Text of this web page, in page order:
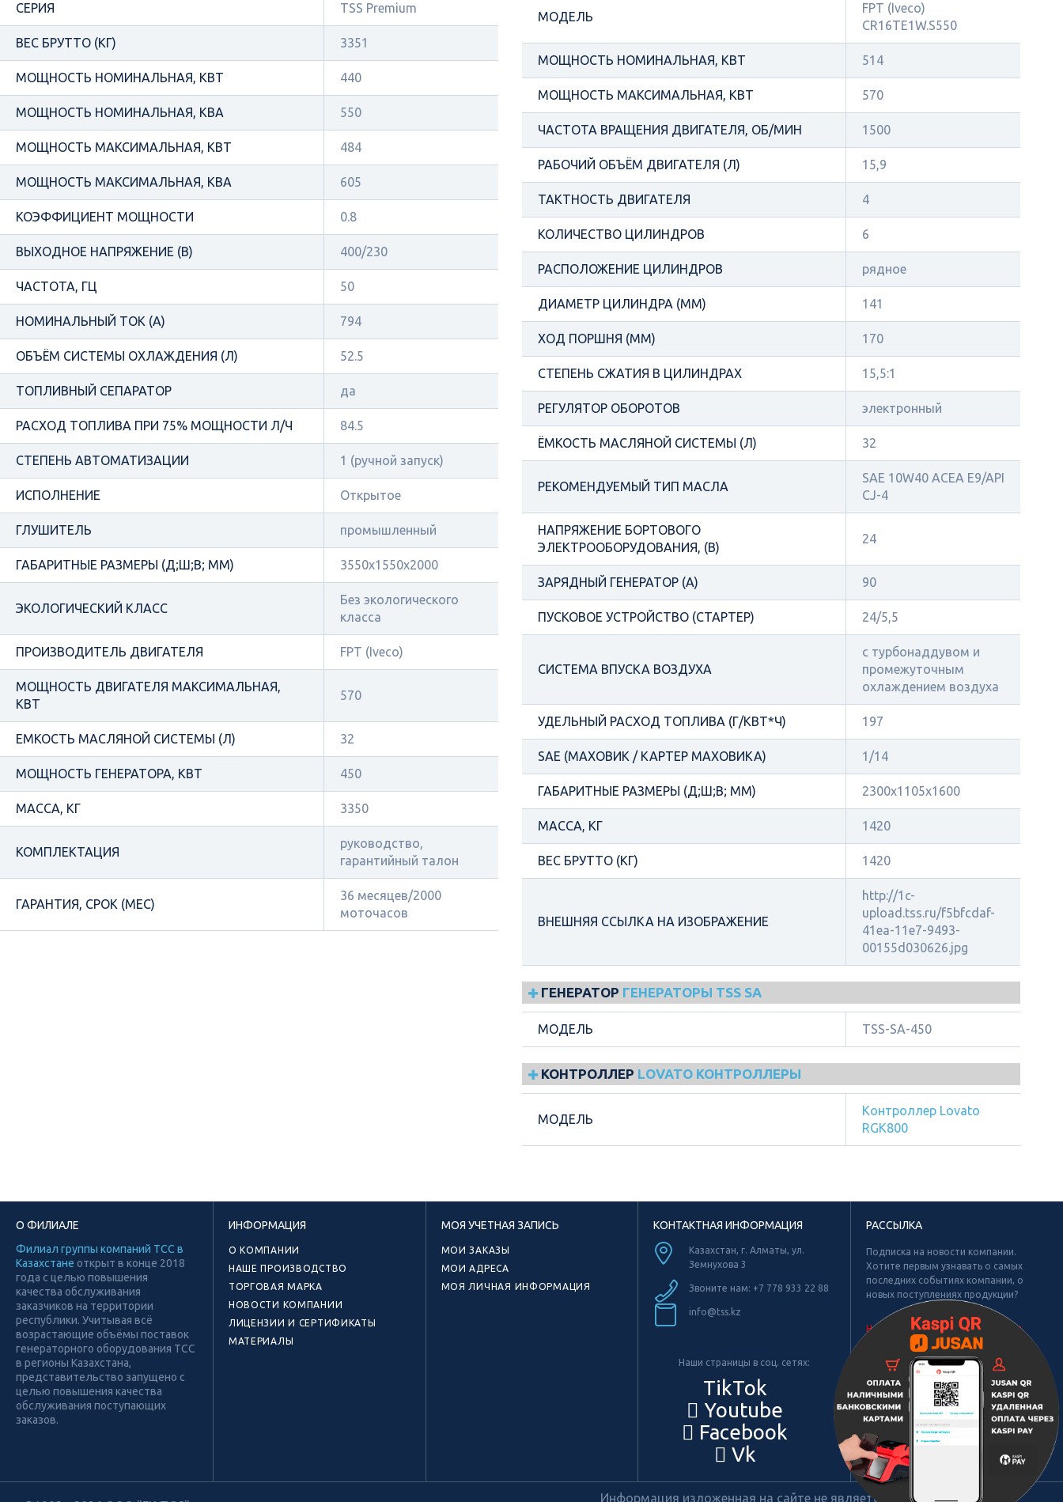
СЕРИЯ TSS Premium
ВЕС БРУТТО (КГ) 3351
МОЩНОСТЬ НОМИНАЛЬНАЯ, КВТ 440
МОЩНОСТЬ НОМИНАЛЬНАЯ, КВА 550
МОЩНОСТЬ МАКСИМАЛЬНАЯ, КВТ 484
МОЩНОСТЬ МАКСИМАЛЬНАЯ, КВА 605
КОЭФФИЦИЕНТ МОЩНОСТИ 0.8
ВЫХОДНОЕ НАПРЯЖЕНИЕ (В) 400/230
ЧАСТОТА, ГЦ 50
НОМИНАЛЬНЫЙ ТОК (А) 794
ОБЪЁМ СИСТЕМЫ ОХЛАЖДЕНИЯ (Л) 52.5
ТОПЛИВНЫЙ СЕПАРАТОР да
РАСХОД ТОПЛИВА ПРИ 75% МОЩНОСТИ Л/Ч 84.5
СТЕПЕНЬ АВТОМАТИЗАЦИИ 1 (ручной запуск)
ИСПОЛНЕНИЕ Открытое
ГЛУШИТЕЛЬ промышленный
ГАБАРИТНЫЕ РАЗМЕРЫ (Д;Ш;В; ММ) 3550х1550х2000
ЭКОЛОГИЧЕСКИЙ КЛАСС
Без экологического
класса
ПРОИЗВОДИТЕЛЬ ДВИГАТЕЛЯ FPT (Iveco)
МОЩНОСТЬ ДВИГАТЕЛЯ МАКСИМАЛЬНАЯ,
КВТ
570
ЕМКОСТЬ МАСЛЯНОЙ СИСТЕМЫ (Л) 32
МОЩНОСТЬ ГЕНЕРАТОРА, КВТ 450
МАССА, КГ 3350
КОМПЛЕКТАЦИЯ
руководство,
гарантийный талон
ГАРАНТИЯ, СРОК (МЕС)
36 месяцев/2000
моточасов
МОДЕЛЬ
FPT (Iveco)
CR16TE1W.S550
МОЩНОСТЬ НОМИНАЛЬНАЯ, КВТ 514
МОЩНОСТЬ МАКСИМАЛЬНАЯ, КВТ 570
ЧАСТОТА ВРАЩЕНИЯ ДВИГАТЕЛЯ, ОБ/МИН 1500
РАБОЧИЙ ОБЪЁМ ДВИГАТЕЛЯ (Л) 15,9
ТАКТНОСТЬ ДВИГАТЕЛЯ 4
КОЛИЧЕСТВО ЦИЛИНДРОВ 6
РАСПОЛОЖЕНИЕ ЦИЛИНДРОВ рядное
ДИАМЕТР ЦИЛИНДРА (ММ) 141
ХОД ПОРШНЯ (ММ) 170
СТЕПЕНЬ СЖАТИЯ В ЦИЛИНДРАХ 15,5:1
РЕГУЛЯТОР ОБОРОТОВ электронный
ЁМКОСТЬ МАСЛЯНОЙ СИСТЕМЫ (Л) 32
РЕКОМЕНДУЕМЫЙ ТИП МАСЛА
SAE 10W40 ACEA E9/API
CJ-4
НАПРЯЖЕНИЕ БОРТОВОГО
ЭЛЕКТРООБОРУДОВАНИЯ, (В)
24
ЗАРЯДНЫЙ ГЕНЕРАТОР (А) 90
ПУСКОВОЕ УСТРОЙСТВО (СТАРТЕР) 24/5,5
СИСТЕМА ВПУСКА ВОЗДУХА
с турбонаддувом и
промежуточным
охлаждением воздуха
УДЕЛЬНЫЙ РАСХОД ТОПЛИВА (Г/КВТ*Ч) 197
SAE (МАХОВИК / КАРТЕР МАХОВИКА) 1/14
ГАБАРИТНЫЕ РАЗМЕРЫ (Д;Ш;В; ММ) 2300x1105x1600
МАССА, КГ 1420
ВЕС БРУТТО (КГ) 1420
ВНЕШНЯЯ ССЫЛКА НА ИЗОБРАЖЕНИЕ
http://1c-
upload.tss.ru/f5bfcdaf-
41ea-11e7-9493-
00155d030626.jpg
ГЕНЕРАТОР ГЕНЕРАТОРЫ TSS SA
МОДЕЛЬ TSS-SA-450
КОНТРОЛЛЕР LOVATO КОНТРОЛЛЕРЫ
МОДЕЛЬ
Контроллер Lovato
RGK800
О ФИЛИАЛЕ
Филиал группы компаний ТСС в
Казахстане открыт в конце 2018
года с целью повышения
качества обслуживания
заказчиков на территории
республики. Учитывая всё
возрастающие объёмы поставок
генераторного оборудования ТСС
в регионы Казахстана,
представительство запущено с
целью повышения качества
обслуживания поступающих
заказов.
ИНФОРМАЦИЯ
О КОМПАНИИ
НАШЕ ПРОИЗВОДСТВО
ТОРГОВАЯ МАРКА
НОВОСТИ КОМПАНИИ
ЛИЦЕНЗИИ И СЕРТИФИКАТЫ
МАТЕРИАЛЫ
МОЯ УЧЕТНАЯ ЗАПИСЬ
МОИ ЗАКАЗЫ
МОИ АДРЕСА
МОЯ ЛИЧНАЯ ИНФОРМАЦИЯ
КОНТАКТНАЯ ИНФОРМАЦИЯ
Казахстан, г. Алматы, ул.
Земнухова 3
Звоните нам: +7 778 933 22 88
info@tss.kz
Наши страницы в соц. сетях:
TikTok
Youtube
Facebook
Vk
РАССЫЛКА
Подписка на новости компании.
Хотите первым узнавать о самых
последних событиях компании, о
новых поступлениях продукции?
Не найдено рубрик для подписки.
Информация изложенная на сайте не является публичной офертой.